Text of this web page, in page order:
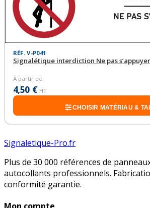
RÉF. V-P041
Signalétique interdiction Ne pas
À partir de
4,50 € HT
CHOISIR MATÉRIAU &
Signaletique-Pro.fr
Plus de 30 000 références de
autocollants professionnels.
conformité garantie.